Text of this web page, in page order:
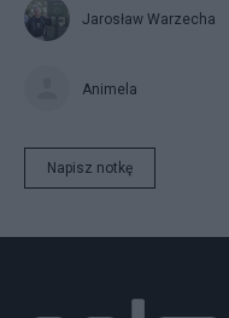
Jarosław Warzecha
Animela
Napisz notkę